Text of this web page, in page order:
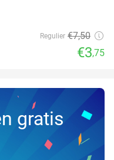
Regulier €7,50
€3,75
gratis